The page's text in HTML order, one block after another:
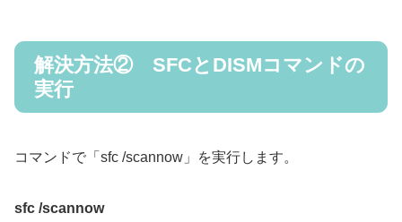
解決方法② SFCとDISMコマンドの
実行
コマンドで「sfc /scannow」を実行します。
sfc /scannow